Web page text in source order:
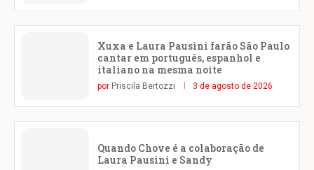
Xuxa e Laura Pausini farão São Paulo
cantar em português, espanhol e
italiano na mesma noite
por Priscila Bertozzi 3 de agosto de 2026
Quando Chove é a colaboração de
Laura Pausini e Sandy